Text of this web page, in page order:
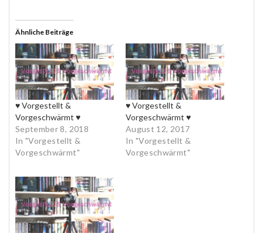
Ähnliche Beiträge
♥ Vorgestellt &
Vorgeschwärmt ♥
September 8, 2018
In "Vorgestellt &
Vorgeschwärmt"
♥ Vorgestellt &
Vorgeschwärmt ♥
August 12, 2017
In "Vorgestellt &
Vorgeschwärmt"